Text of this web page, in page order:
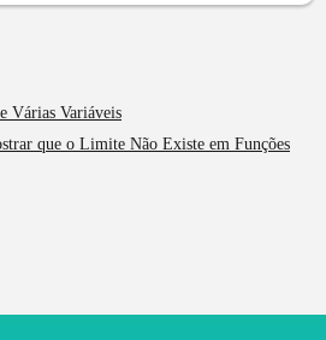
Várias Variáveis
que o Limite Não Existe em Funções